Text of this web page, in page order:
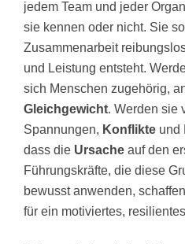
jedem Team und jeder
sie kennen oder nicht. Sie
Zusammenarbeit
und Leistung entsteht.
sich Menschen zugehörig,
Gleichgewicht. Werden sie
Spannungen, Konflikte und
dass die Ursache auf den
Führungskräfte, die diese
bewusst anwenden,
für ein motiviertes,